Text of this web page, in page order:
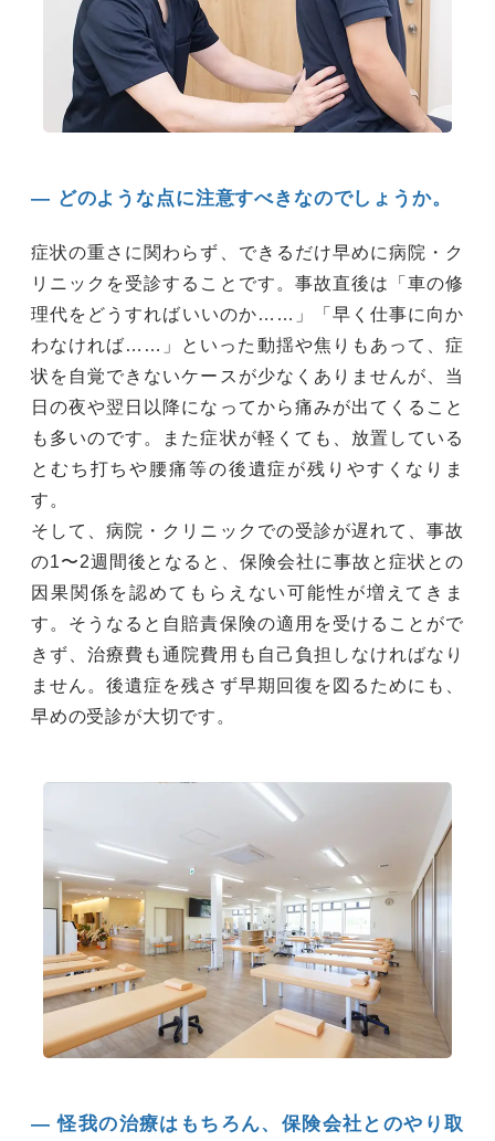
― どのような点に注意すべきなのでしょうか。
症状の重さに関わらず、できるだけ早めに病院・ク
リニックを受診することです。事故直後は「車の修
理代をどうすればいいのか……」「早く仕事に向か
わなければ……」といった動揺や焦りもあって、症
状を自覚できないケースが少なくありませんが、当
日の夜や翌日以降になってから痛みが出てくること
も多いのです。また症状が軽くても、放置している
とむち打ちや腰痛等の後遺症が残りやすくなりま
す。
そして、病院・クリニックでの受診が遅れて、事故
の1〜2週間後となると、保険会社に事故と症状との
因果関係を認めてもらえない可能性が増えてきま
す。そうなると自賠責保険の適用を受けることがで
きず、治療費も通院費用も自己負担しなければなり
ません。後遺症を残さず早期回復を図るためにも、
早めの受診が大切です。
― 怪我の治療はもちろん、保険会社とのやり取